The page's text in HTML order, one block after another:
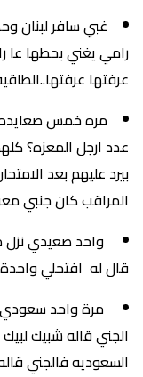
غبي سافر لبنان
رامي يغني بحطها
عرفتها
مره خمس
عدد ارجل المعزه؟
بيرد عليهم بعد
المراقب كان جنبي
واحد صعيدي نزل
قال له افتحلي
مرة واحد
الجني قاله شبيك
السعوديه فالجني